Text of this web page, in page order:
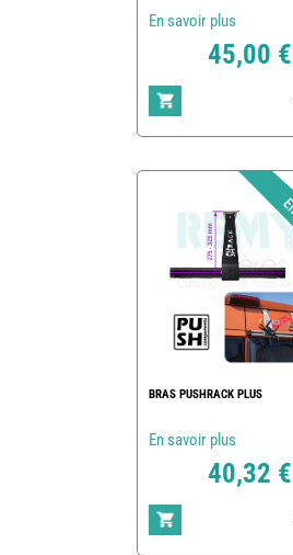
En savoir plus
45,00 €
BRAS PUSHRACK PLUS
En savoir plus
40,32 €